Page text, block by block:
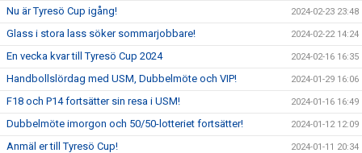
Nu är Tyresö Cup igång! 2024-02-23 23:48
Glass i stora lass söker sommarjobbare! 2024-02-22 14:24
En vecka kvar till Tyresö Cup 2024 2024-02-16 16:35
Handbollslördag med USM, Dubbelmöte och VIP! 2024-01-29 16:06
F18 och P14 fortsätter sin resa i USM! 2024-01-16 16:49
Dubbelmöte imorgon och 50/50-lotteriet fortsätter! 2024-01-12 12:09
Anmäl er till Tyresö Cup! 2024-01-11 20:34